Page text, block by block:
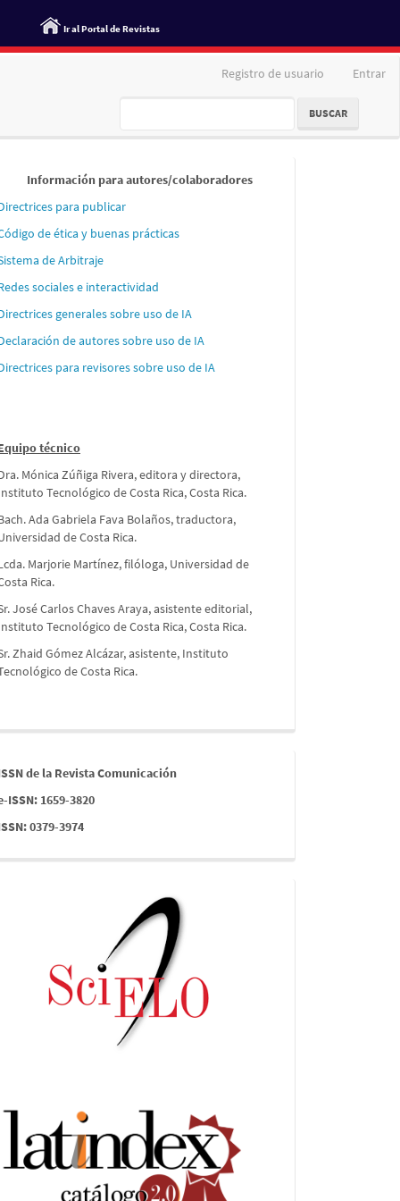
Ir al Portal de Revistas
Registro de usuario Entrar
BUSCAR
Información para autores/colaboradores
para publicar
de ética y buenas prácticas
de Arbitraje
sociales e interactividad
generales sobre uso de IA
de autores sobre uso de IA
para revisores sobre uso de IA
técnico
Mónica Zúñiga Rivera, editora y directora,
Tecnológico de Costa Rica, Costa Rica.
Ada Gabriela Fava Bolaños, traductora,
de Costa Rica.
Marjorie Martínez, filóloga, Universidad de
Rica.
José Carlos Chaves Araya, asistente editorial,
Tecnológico de Costa Rica, Costa Rica.
Zhaid Gómez Alcázar, asistente, Instituto
de Costa Rica.
de la Revista Comunicación
ISSN: 1659-3820
0379-3974